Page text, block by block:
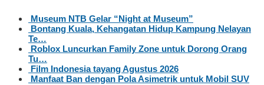
Museum NTB Gelar “Night at Museum”
Bontang Kuala, Kehangatan Hidup Kampung Nelayan
Te…
Roblox Luncurkan Family Zone untuk Dorong Orang
Tu…
Film Indonesia tayang Agustus 2026
Manfaat Ban dengan Pola Asimetrik untuk Mobil SUV